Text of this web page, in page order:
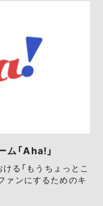
「Aha!」
る「もうちょっとこ
ァンにするためのキ